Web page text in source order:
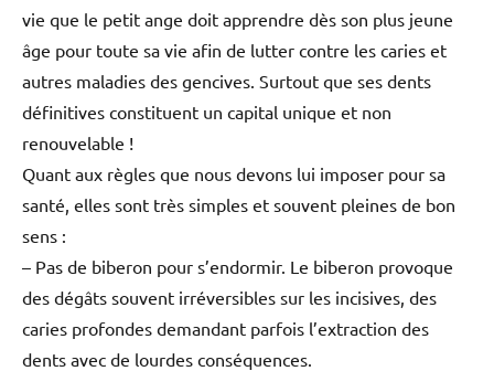
vie que le petit ange doit apprendre dès son plus jeune
âge pour toute sa vie afin de lutter contre les caries et
autres maladies des gencives. Surtout que ses dents
définitives constituent un capital unique et non
renouvelable !
Quant aux règles que nous devons lui imposer pour sa
santé, elles sont très simples et souvent pleines de bon
sens :
– Pas de biberon pour s’endormir. Le biberon provoque
des dégâts souvent irréversibles sur les incisives, des
caries profondes demandant parfois l’extraction des
dents avec de lourdes conséquences.